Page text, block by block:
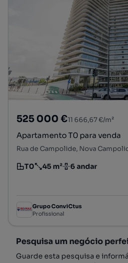
525 000 €11 666,67 €/m²
Apartamento T0 para venda
Tipologia
T0
Preço por metro quadrado
45 m²
Andar 6 andar
Grupo ConviCtus
Profissional
Pesquisa um negócio
Guarde esta pesquisa e